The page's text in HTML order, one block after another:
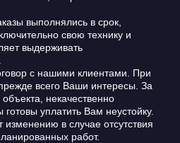
выполнялись в срок,
свою технику и
выдерживать
с нашими клиентами. При
всего Ваши интересы. За
некачественно
уплатить Вам неустойку.
в случае отсутствия
работ.